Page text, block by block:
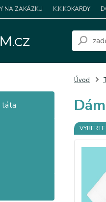
NA ZAKÁZKU K.K.KOKARDY
táta
Úvod